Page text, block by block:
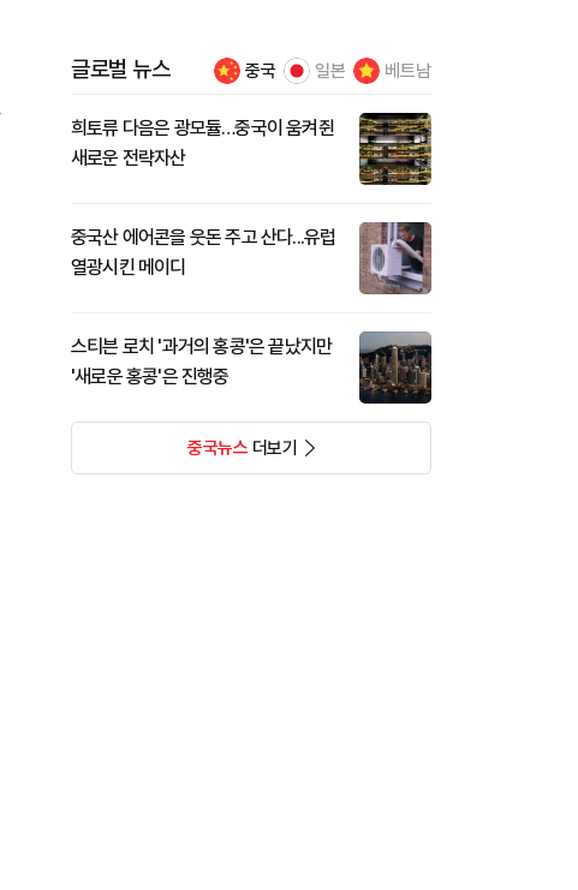
글로벌 뉴스 중국 일본 베트남
희토류 다음은 광모듈…중국이 움켜쥔
새로운 전략자산
중국산 에어콘을 웃돈 주고 산다...유럽
열광시킨 메이디
스티븐 로치 '과거의 홍콩'은 끝났지만
'새로운 홍콩'은 진행중
중국뉴스더보기